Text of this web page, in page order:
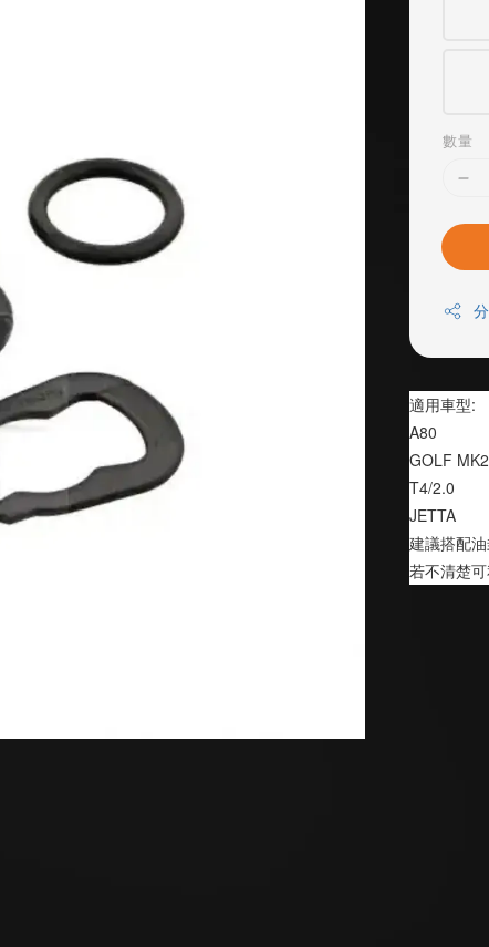
數量
適用車型:
A80
GOLF MK2
T4/2.0
JETTA
建議搭配
若不清楚